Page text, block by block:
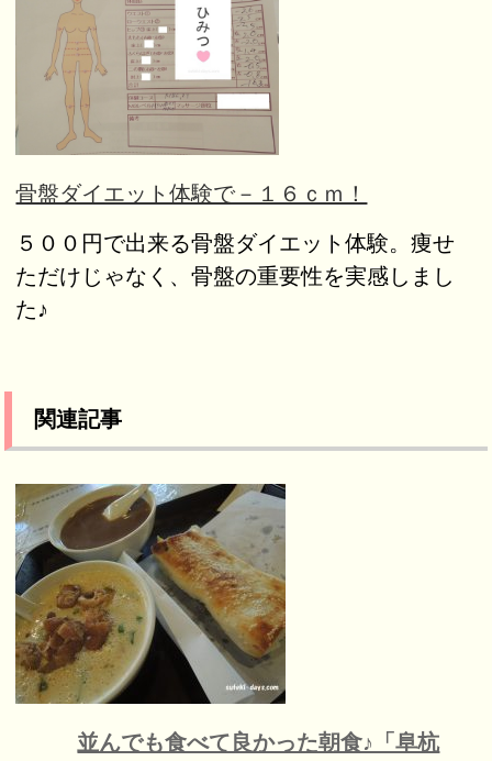
骨盤ダイエット体験で－１６ｃｍ！
５００円で出来る骨盤ダイエット体験。痩せ
ただけじゃなく、骨盤の重要性を実感しまし
た♪
関連記事
並んでも食べて良かった朝食♪「阜杭